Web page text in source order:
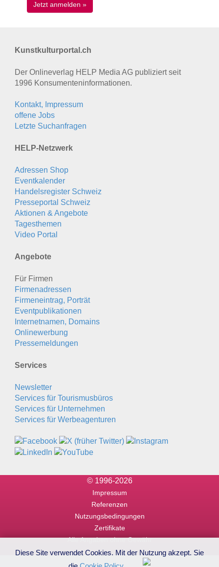
Kunstkulturportal.ch
Der Onlineverlag HELP Media AG publiziert seit
1996 Konsumenten­informationen.
Kontakt, Impressum
offene Jobs
Letzte Suchanfragen
HELP-Netzwerk
Adressen Shop
Eventkalender
Handelsregister Schweiz
Presseportal Schweiz
Aktionen & Angebote
Tagesthemen
Video Portal
Angebote
Für Firmen
Firmenadressen
Firmeneintrag, Porträt
Eventpublikationen
Internetnamen, Domains
Onlinewerbung
Pressemeldungen
Services
Newsletter
Services für Tourismusbüros
Services für Unternehmen
Services für Werbeagenturen
© 1996-2026
Impressum
Referenzen
Nutzungsbedingungen
Zertifikate
Alle Angaben ohne Gewähr
Diese Site verwendet Cookies. Mit der Nutzung akzept. Sie